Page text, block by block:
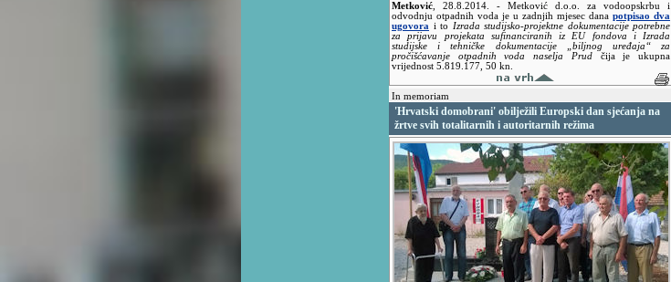
Metković 28.8.2014. - Metković d.o.o. za vodoopskrbu i
odvodnju otpadnih voda je u zadnjih mjesec dana potpisao dva
ugovora i to
Izrada studijsko-projektne dokumentacije potrebne
za prijavu projekata sufinanciranih iz EU fondova i Izrada
studijske i tehničke dokumentacije „biljnog uređaja“ za
pročišćavanje otpadnih voda naselja Prudčija je ukupna
vrijednost 5.819.177, 50 kn.
In memoriam
'Hrvatski domobrani' obilježili Europski dan sjećanja na
žrtve svih totalitarnih i autoritarnih režima